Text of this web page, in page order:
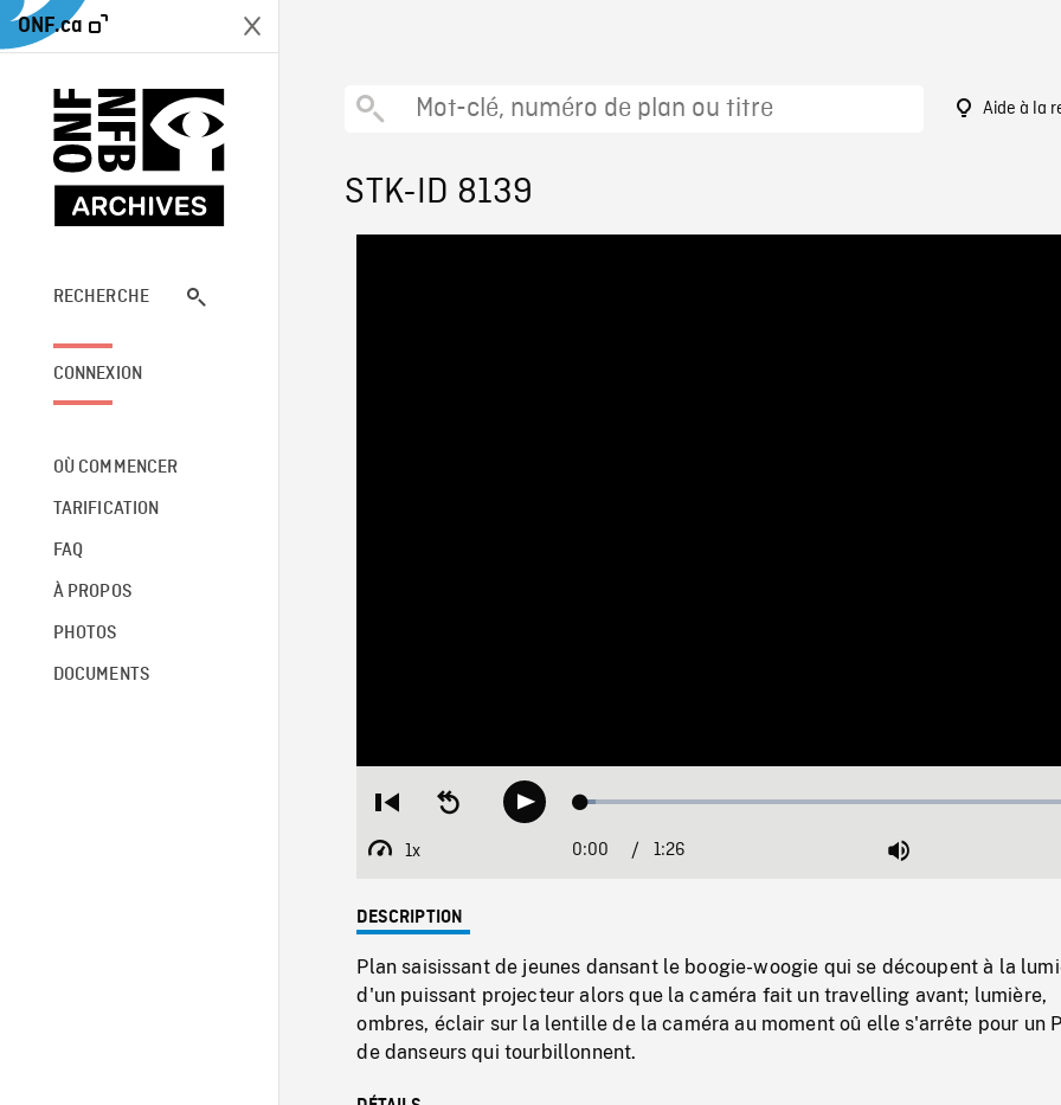
ONF.ca
RECHERCHE
CONNEXION
OÙ COMMENCER
TARIFICATION
FAQ
À PROPOS
PHOTOS
DOCUMENTS
Aide à la
STK-ID 8139
Restart
beginning
Seek
backwardPlay Loaded:
1x
Playback
Current
0:00 / 1:26 Mute
DESCRIPTION
Plan saisissant de jeunes dansant le boogie-woogie qui se découpent à la
d'un puissant projecteur alors que la caméra fait un travelling avant; lumière,
ombres, éclair sur la lentille de la caméra au moment oû elle s'arrête pour un
de danseurs qui tourbillonnent.